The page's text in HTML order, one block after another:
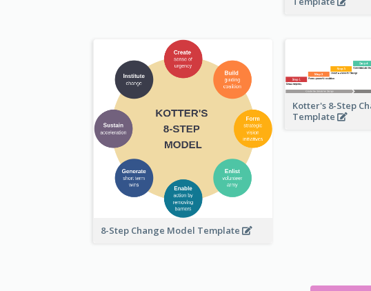
8-Step Change Model Template
Kotter's 8-Step
Template